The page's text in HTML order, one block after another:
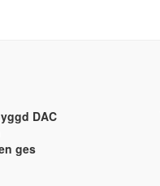
DAC
ges